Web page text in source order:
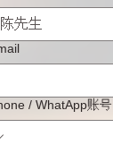
/ WhatApp账号